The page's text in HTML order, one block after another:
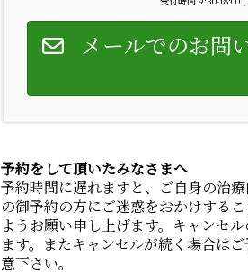
メールでのお問
予約をして頂いたみなさまへ
予約時間に遅れますと、ご自身の治
の御予約の方にご迷惑をおかけする
ようお願い申し上げます。キャンセ
ます。またキャンセルが続く場合は
意下さい。